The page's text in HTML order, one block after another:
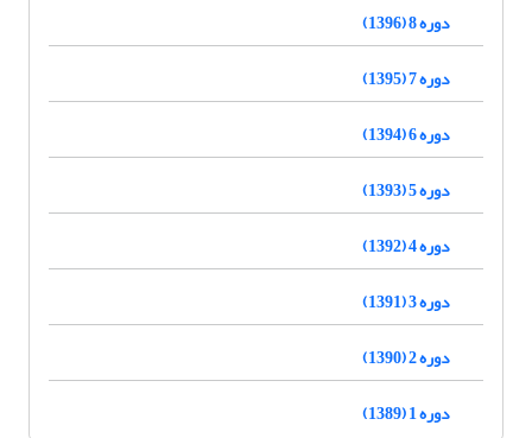
دوره 8 (1396)
دوره 7 (1395)
دوره 6 (1394)
دوره 5 (1393)
دوره 4 (1392)
دوره 3 (1391)
دوره 2 (1390)
دوره 1 (1389)